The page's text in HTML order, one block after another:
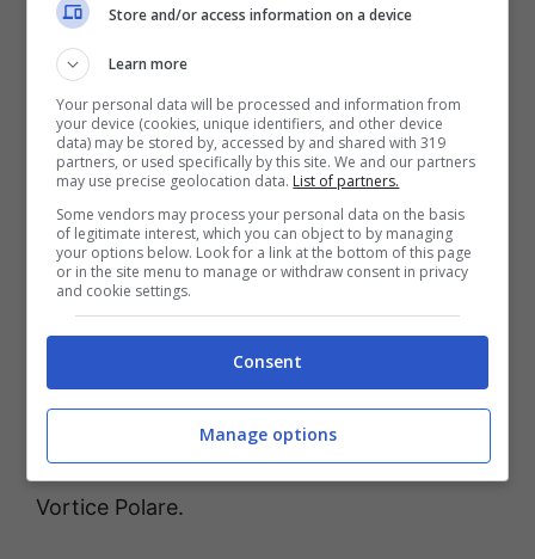
Le previsioni stagionali per il prossimo
inverno indicano un generale aumento
termico di 1/2 gradi per tutti i mesi e
concentrano in poche settimane i possibili
eventi freddi.
Ma andiamo con ordine.Dicembresarà un
mese piuttosto mite con temperature
leggermente più alte della media, povero di
precipitazioni e con nevicate solo in quota.
Niente bianco natale dunque. Stesso copione
con la possibilità che a metà
mese o verso la fine arrivi l’aria gelida del
Vortice Polare.
Store and/or access information on a device
Learn more
Your personal data will be processed and information from
your device (cookies, unique identifiers, and other device
data) may be stored by, accessed by and shared with 319
partners, or used specifically by this site. We and our partners
may use precise geolocation data. List of partners.
Some vendors may process your personal data on the basis
of legitimate interest, which you can object to by managing
your options below. Look for a link at the bottom of this page
or in the site menu to manage or withdraw consent in privacy
and cookie settings.
Consent
Manage options